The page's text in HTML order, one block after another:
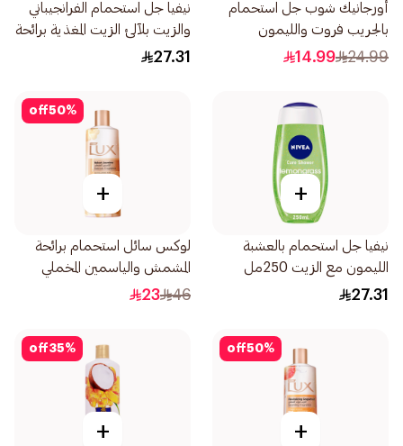
أورجانيك شوب جل استحمام
بالجريب فروت والليمون
280مل
24.99
14.99
نيفيا جل استحمام الفرانجيباني
والزيت بلآلئ الزيت المغذية برائحة
الفرانجيباني 250مل
27.31
+
نيفيا جل استحمام بالعشبة
الليمون مع الزيت 250مل
27.31
50%
off
+
لوكس سائل استحمام برائحة
المشمش والياسمين المخملي
500مل
46
23
50%
off
+
35%
off
+